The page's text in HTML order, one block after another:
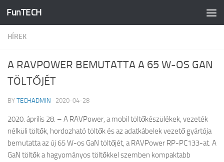
Skip to content
FunTECH
HÍREK
A RAVPOWER BEMUTATTA A 65 W-OS GAN
TÖLTŐJÉT
BY TECHADMIN · 2020-04-28
2020. április 28. – A RAVPower, a mobil töltőkészülékek, vezeték
nélküli töltők, hordozható töltők és az adatkábelek vezető gyártója
bemutatta az új 65 W-os GaN töltőjét, a RAVPower RP-PC133-at. A
GaN töltők a hagyományos töltőkkel szemben kompaktabb